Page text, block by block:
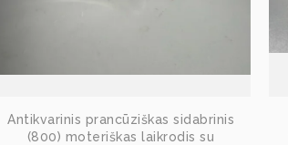
Antikvarinis prancūziškas sidabrinis
(800) moteriškas laikrodis su